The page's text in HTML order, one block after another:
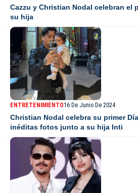
Cazzu y Christian Nodal celebran el
su hija
ENTRETENIMIENTO16 De Junio De 2024
Christian Nodal celebra su primer
inéditas fotos junto a su hija Inti